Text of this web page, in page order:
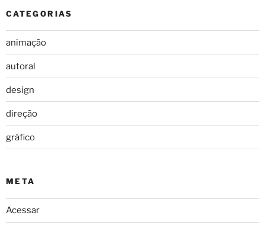
CATEGORIAS
animação
autoral
design
direção
gráfico
META
Acessar